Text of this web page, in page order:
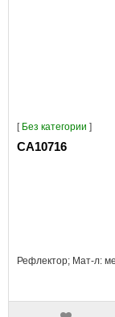
[ Без категории ]
CA10716
Рефлектор; Мат-л: